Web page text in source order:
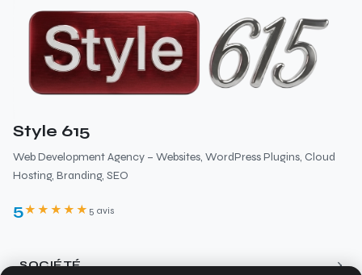
Style 615
Web Development Agency – Websites, WordPress Plugins, Cloud
Hosting, Branding, SEO
5★★★★★ 5 avis
SOCIÉTÉ ›